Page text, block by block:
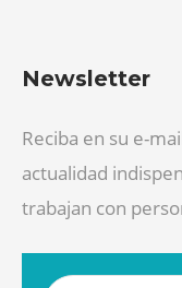
Newsletter
Reciba en su e-
actualidad
trabajan con